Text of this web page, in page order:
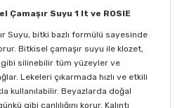
Çamaşır Suyu 1 lt ve ROSIE
Suyu, bitki bazlı formülü sayesinde
Bitkisel çamaşır suyu ile klozet,
silinebilir tüm yüzeyler ve
Lekeleri çıkarmada hızlı ve etkili
kullanılabilir. Beyazlarda doğal
gibi canlılığını korur. Kalıntı